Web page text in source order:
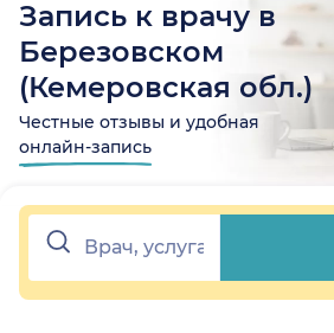
Запись к врачу в
Березовском
(Кемеровская обл.)
Честные отзывы и удобная
онлайн-запись